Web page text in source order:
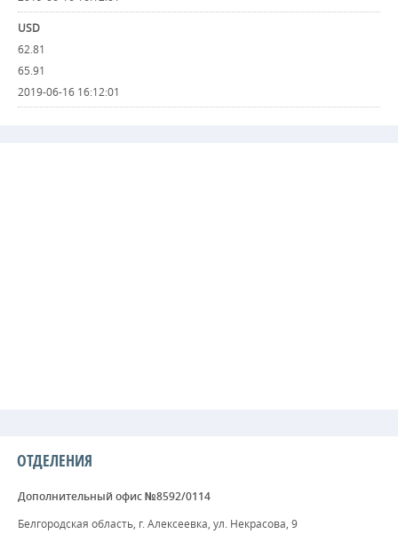
USD
62.81
65.91
2019-06-16 16:12:01
ОТДЕЛЕНИЯ
Дополнительный офис №8592/0114
Белгородская область, г. Алексеевка, ул. Некрасова, 9